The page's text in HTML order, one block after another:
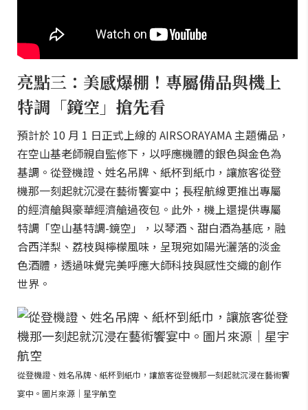
亮點三：美感爆棚！專屬備品與機上
特調「鏡空」搶先看
預計於 10 月 1 日正式上線的 AIRSORAYAMA 主題備品，
在空山基老師親自監修下，以呼應機體的銀色與金色為
基調。從登機證、姓名吊牌、紙杯到紙巾，讓旅客從登
機那一刻起就沉浸在藝術饗宴中；長程航線更推出專屬
的經濟艙與豪華經濟艙過夜包。此外，機上還提供專屬
特調「空山基特調-鏡空」，以琴酒、甜白酒為基底，融
合西洋梨、荔枝與檸檬風味，呈現宛如陽光灑落的淡金
色酒體，透過味覺完美呼應大師科技與感性交織的創作
世界。
從登機證、姓名吊牌、紙杯到紙巾，讓旅客從登機那一刻起就沉浸在藝術饗
宴中。圖片來源｜星宇航空